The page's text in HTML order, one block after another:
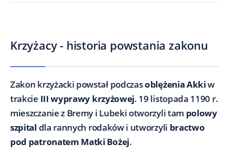
Krzyżacy - historia powstania zakonu
Zakon krzyżacki powstał podczasoblężenia Akkiw
trakcie III wyprawy krzyżowej. 19 listopada 1190 r.
mieszczanie z Bremy i Lubeki otworzyli tam polowy
szpital dla rannych rodaków i utworzyli bractwo
pod patronatem Matki Bożej.